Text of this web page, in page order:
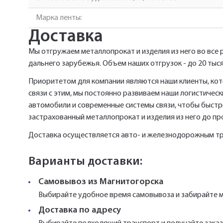
Марка ленты:
Доставка
Мы отгружаем металлопрокат и изделия из него во
дальнего зарубежья. Объем наших отгрузок - до 20
Приоритетом для компании являются наши клиенты,
связи с этим, мы постоянно развиваем наши
автомобили и современные системы связи, чтобы
застрахованный металлопрокат и изделия из него до
Доставка осуществляется авто- и железнодорожным
Варианты доставки:
Самовывоз из Магнитогорска
Выбирайте удобное время самовывоза и забирайте
Доставка по адресу